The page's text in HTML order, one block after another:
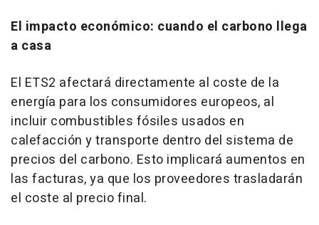
El impacto económico: cuando el carbono llega
a casa
El ETS2 afectará directamente al coste de la
energía para los consumidores europeos, al
incluir combustibles fósiles usados en
calefacción y transporte dentro del sistema de
precios del carbono. Esto implicará aumentos en
las facturas, ya que los proveedores trasladarán
el coste al precio final.